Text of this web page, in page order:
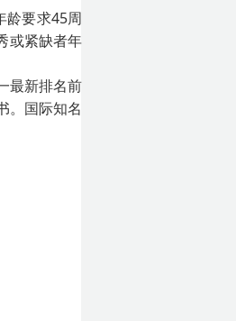
龄要求45周
或紧缺者年
最新排名前
。国际知名